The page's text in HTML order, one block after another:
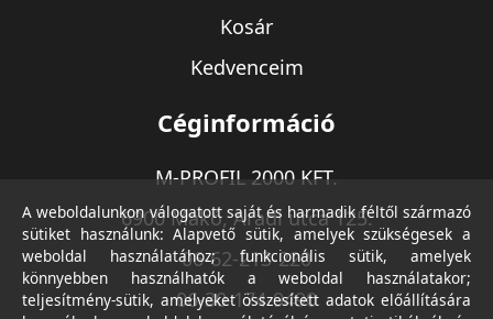
Kosár
Kedvenceim
Céginformáció
M-PROFIL 2000 KFT.
6900 Makó, Aradi utca 125.
06-62-213-220
06-30-174-9490
A weboldalunkon válogatott saját és harmadik féltől származó
sütiket használunk: Alapvető sütik, amelyek szükségesek a
weboldal használatához; funkcionális sütik, amelyek
könnyebben használhatók a weboldal használatakor;
teljesítmény-sütik, amelyeket összesített adatok előállítására